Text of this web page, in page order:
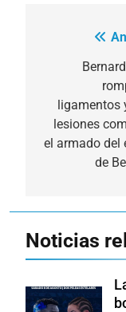
entradas
ligamentos
lesiones
el armado del
de
Noticias